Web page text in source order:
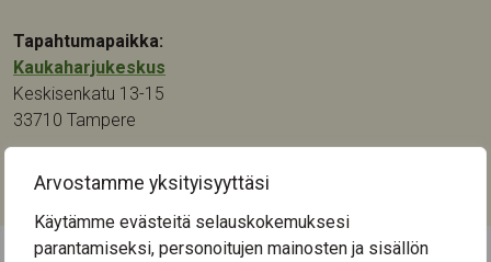
Arvostamme yksityisyyttäsi
Käytämme evästeitä selauskokemuksesi
parantamiseksi, personoitujen mainosten ja sisällön
Tapahtumapaikka:
Kaukaharjukeskus
Keskisenkatu 13-15
33710 Tampere
Kategoriat: